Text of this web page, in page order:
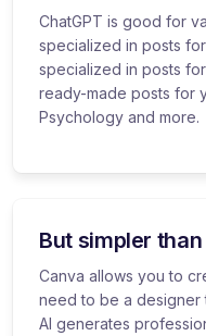
ChatGPT is good for
specialized in posts
specialized in posts
ready-made posts for
Psychology and more.
But simpler
Canva allows you to
need to be a designer
AI generates